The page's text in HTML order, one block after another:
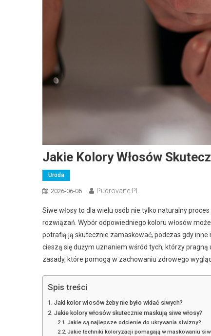
Jakie Kolory Włosów
Uroda
2026-06-06 Pudrovane.pl
Siwe włosy to dla wielu osób nie tylko naturalny
rozwiązań. Wybór odpowiedniego koloru włosów
potrafią ją skutecznie zamaskować, podczas gdy
cieszą się dużym uznaniem wśród tych, którzy
zasady, które pomogą w zachowaniu zdrowego
Spis treści
Jaki kolor włosów żeby nie było widać siwych?
Jakie kolory włosów skutecznie maskują siwe włosy?
Jakie są najlepsze odcienie do ukrywania siwizny?
Jakie techniki koloryzacji pomagają w maskowaniu